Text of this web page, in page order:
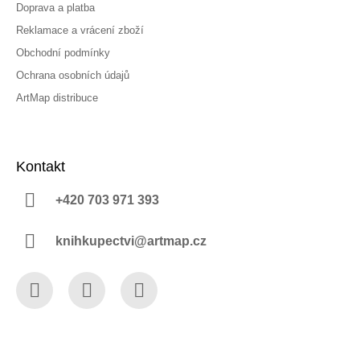
Doprava a platba
Reklamace a vrácení zboží
Obchodní podmínky
Ochrana osobních údajů
ArtMap distribuce
Kontakt
+420 703 971 393
knihkupectvi@artmap.cz